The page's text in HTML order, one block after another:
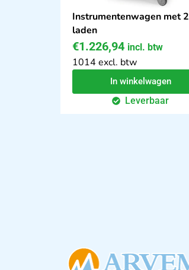
Instrumentenwagen met 2
laden
€1.226,94 incl. btw
1014 excl. btw
In winkelwagen
Leverbaar